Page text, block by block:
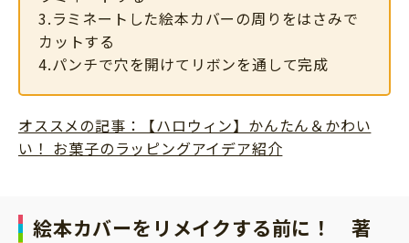
3.ラミネートした絵本カバーの周りをはさみで
カットする
4.パンチで穴を開けてリボンを通して完成
オススメの記事：【ハロウィン】かんたん＆かわい
い！ お菓子のラッピングアイデア紹介
絵本カバーをリメイクする前に！ 著